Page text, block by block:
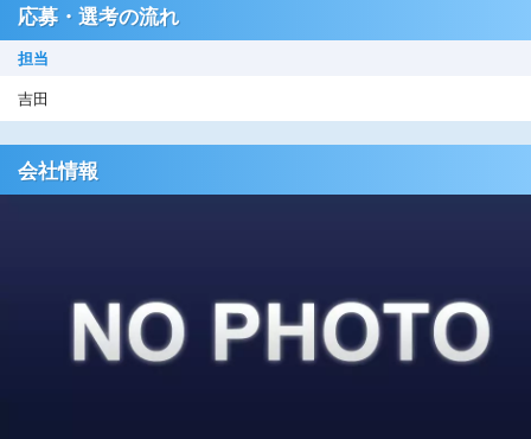
応募・選考の流れ
担当
吉田
会社情報